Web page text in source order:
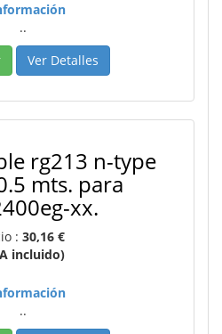
..
Ver Detalles
rg213 n-type
mts. para
xx.
: 30,16 €
incluido)
..